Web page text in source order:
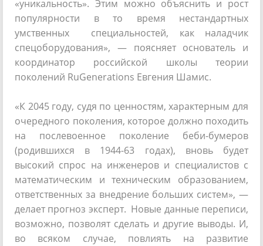
«уникальность». Этим можно объяснить и рост
популярности в то время нестандартных
умственных специальностей, как наладчик
спецоборудования», — поясняет основатель и
координатор российской школы теории
поколений RuGenerations Евгения Шамис.
«К 2045 году, судя по ценностям, характерным для
очередного поколения, которое должно походить
на послевоенное поколение беби-бумеров
(родившихся в 1944-63 годах), вновь будет
высокий спрос на инженеров и специалистов с
математическим и техническим образованием,
ответственных за внедрение больших систем», —
делает прогноз эксперт. Новые данные переписи,
возможно, позволят сделать и другие выводы. И,
во всяком случае, повлиять на развитие